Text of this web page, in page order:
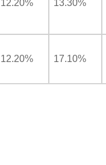
12.20% 13.30%
12.20% 17.10%